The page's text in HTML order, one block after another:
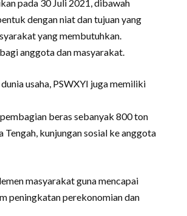
pada 30 Juli 2021, dibawah
dengan niat dan tujuan yang
yang membutuhkan.
anggota dan masyarakat.
usaha, PSWXYI juga memiliki
beras sebanyak 800 ton
kunjungan sosial ke anggota
masyarakat guna mencapai
peningkatan perekonomian dan